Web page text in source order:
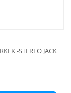
-STEREO JACK